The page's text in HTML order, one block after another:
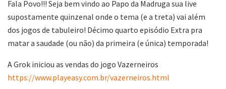
Fala Povo!!! Seja bem vindo ao Papo da Madruga sua live
supostamente quinzenal onde o tema (e a treta) vai além
dos jogos de tabuleiro! Décimo quarto episódio Extra pra
matar a saudade (ou não) da primeira (e única) temporada!
A Grok iniciou as vendas do jogo Vazerneiros
https://www.playeasy.com.br/vazerneiros.html